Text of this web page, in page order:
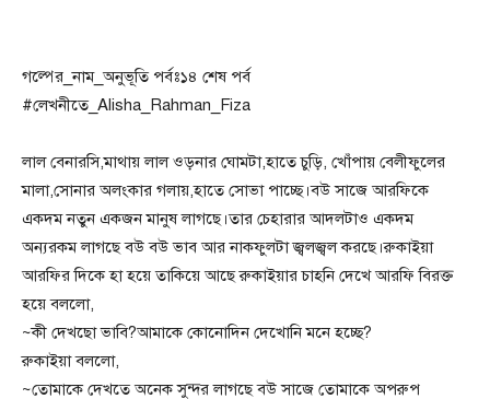
গল্পের_নাম_অনুভূতি পর্বঃ১৪ শেষ পর্ব
#লেখনীতে_Alisha_Rahman_Fiza
লাল বেনারসি,মাথায় লাল ওড়নার ঘোমটা,হাতে চুড়ি, খোঁপায় বেলীফুলের
মালা,সোনার অলংকার গলায়,হাতে সোভা পাচ্ছে।বউ সাজে আরফিকে
একদম নতুন একজন মানুষ লাগছে।তার চেহারার আদলটাও একদম
অন্যরকম লাগছে বউ বউ ভাব আর নাকফুলটা জ্বলজ্বল করছে।রুকাইয়া
আরফির দিকে হা হয়ে তাকিয়ে আছে রুকাইয়ার চাহনি দেখে আরফি বিরক্ত
হয়ে বললো,
~কী দেখছো ভাবি?আমাকে কোনোদিন দেখোনি মনে হচ্ছে?
রুকাইয়া বললো,
~তোমাকে দেখতে অনেক সুন্দর লাগছে বউ সাজে তোমাকে অপরুপ